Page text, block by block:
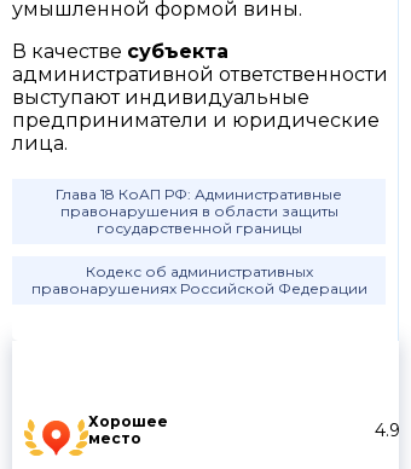
Хорошее
место
4.9
умышленной формой вины.
В качестве субъекта
административной ответственности
выступают индивидуальные
предприниматели и юридические
лица.
Глава 18 КоАП РФ: Административные
правонарушения в области защиты
государственной границы
Кодекс об административных
правонарушениях Российской Федерации